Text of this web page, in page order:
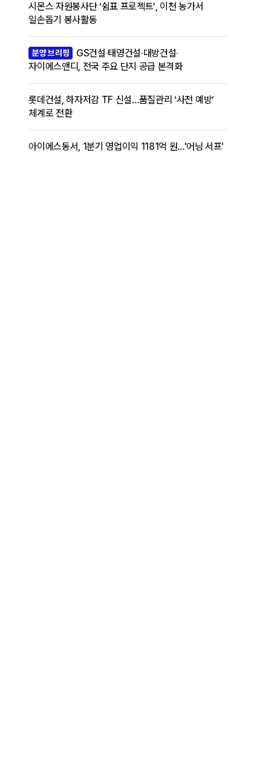
시몬스 자원봉사단 ‘쉼표 프로젝트’, 이천 농가서
일손돕기 봉사활동
분양 브리핑
GS건설·태영건설·대방건설·
자이에스앤디, 전국 주요 단지 공급 본격화
롯데건설, 하자저감 TF 신설…품질관리 ‘사전 예방’
체계로 전환
아이에스동서, 1분기 영업이익 1181억 원…'어닝 서프'